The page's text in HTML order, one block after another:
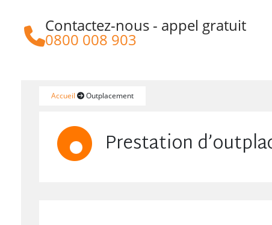
https://www.aksis.fr/
Contactez-nous - appel gratuit
0800 008 903
Accueil Outplacement
Prestation